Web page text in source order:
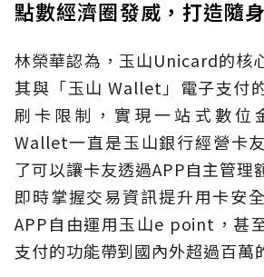
點數經濟圈發威，打造隨
林榮華認為，玉山Unicard的核
其與「玉山 Wallet」電子支付
刷卡限制，實現一站式數位
Wallet一直是玉山銀行經營卡
了可以讓卡友透過APP自主管理
即時掌握交易資訊提升用卡安
APP自由運用玉山e point，甚
支付的功能帶到國內外超過百萬